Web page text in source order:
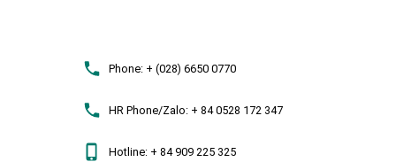
Phone:+ (028) 6650 0770
HR Phone/Zalo:+ 84 0528 172 347
Hotline:+ 84 909 225 325